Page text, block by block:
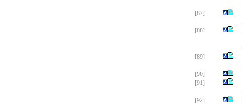
[87]
[88]
[89]
[90]
[91]
[92]